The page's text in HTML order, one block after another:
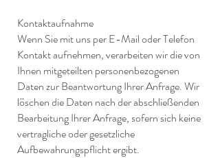
Kontaktaufnahme
Wenn Sie mit uns per E-Mail oder Telefon
Kontakt aufnehmen, verarbeiten wir die von
Ihnen mitgeteilten personenbezogenen
Daten zur Beantwortung Ihrer Anfrage. Wir
löschen die Daten nach der abschließenden
Bearbeitung Ihrer Anfrage, sofern sich keine
vertragliche oder gesetzliche
Aufbewahrungspflicht ergibt.